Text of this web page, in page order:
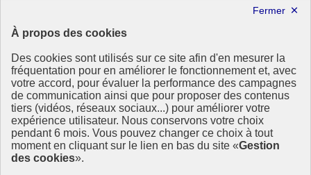
À propos des cookies
Des cookies sont utilisés sur ce site afin d'en mesurer la
fréquentation pour en améliorer le fonctionnement et, avec
votre accord, pour évaluer la performance des campagnes
de communication ainsi que pour proposer des contenus
tiers (vidéos, réseaux sociaux...) pour améliorer votre
expérience utilisateur. Nous conservons votre choix
pendant 6 mois. Vous pouvez changer ce choix à tout
moment en cliquant sur le lien en bas du site «Gestion
des cookies».
servira de forum aux membres du réseau mondial afin de partager
large et développer de nouveaux partenariats. (…)
7 juillet 2021 - À l’International